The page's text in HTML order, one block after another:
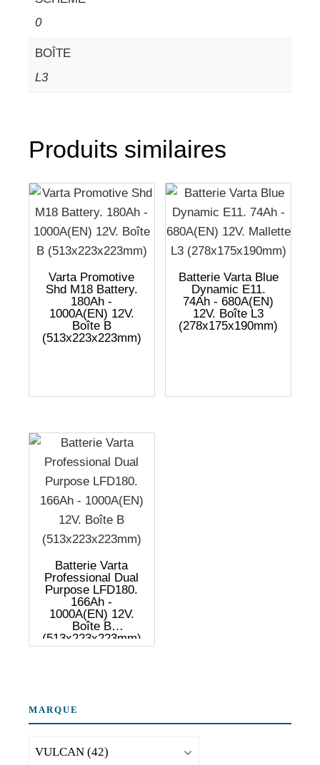
0
BOÎTE
L3
Produits similaires
Varta Promotive
Shd M18 Battery.
180Ah -
1000A(EN) 12V.
Boîte B
(513x223x223mm)
Batterie Varta Blue
Dynamic E11.
74Ah - 680A(EN)
12V. Boîte L3
(278x175x190mm)
Batterie Varta
Professional Dual
Purpose LFD180.
166Ah -
1000A(EN) 12V.
Boîte B
(513x223x223mm)
MARQUE